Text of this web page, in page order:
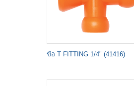
ข้อ T FITTING 1/4" (41416)